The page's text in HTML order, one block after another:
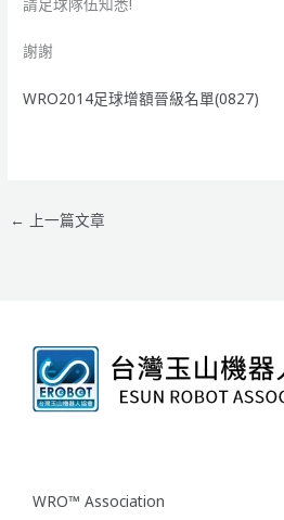
謝謝
WRO2014足球增額晉級名單(0827)
← 上一篇文章
WRO™ Association